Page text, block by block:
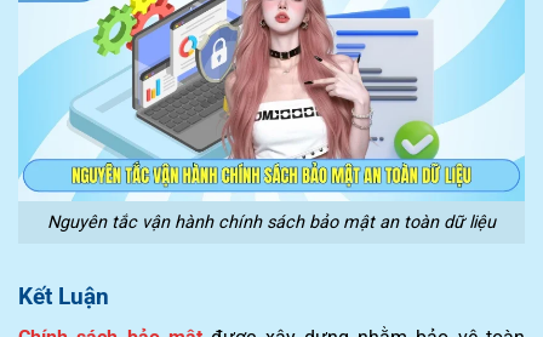
Nguyên tắc vận hành chính sách bảo mật an toàn dữ liệu
Kết Luận